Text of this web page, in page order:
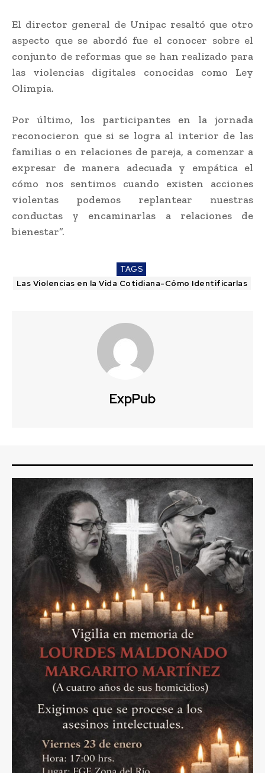
El director general de Unipac resaltó que otro
aspecto que se abordó fue el conocer sobre el
conjunto de reformas que se han realizado para
las violencias digitales conocidas como Ley
Olimpia.
Por último, los participantes en la jornada
reconocieron que si se logra al interior de las
familias o en relaciones de pareja, a comenzar a
expresar de manera adecuada y empática el
cómo nos sentimos cuando existen acciones
violentas podemos replantear nuestras
conductas y encaminarlas a relaciones de
bienestar”.
TAGS
Las Violencias en la Vida Cotidiana-Cómo Identificarlas
ExpPub